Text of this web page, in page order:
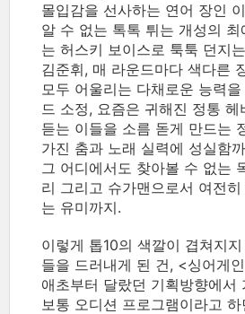
몰입감을 선사하는 연어 장인
알 수 없는 톡톡 튀는 개성의 최
는 허스키 보이스로 툭툭 던지
김준휘, 매 라운드마다 색다른
모두 어울리는 다채로운 능력
드 소정, 요즘은 귀해진 정통 헤
듣는 이들을 소름 돋게 만드는
가진 춤과 노래 실력에 성실함
그 어디에서도 찾아볼 수 없는
리 그리고 슈가맨으로서 여전
는 유미까지.
이렇게 톱10의 색깔이 겹쳐지
들을 드러내게 된 건, <싱어게
애초부터 달랐던 기획방향에서
보통 오디션 프로그램이라고